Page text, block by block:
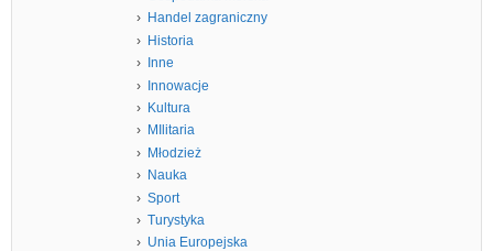
Handel zagraniczny
Historia
Inne
Innowacje
Kultura
MIlitaria
Młodzież
Nauka
Sport
Turystyka
Unia Europejska